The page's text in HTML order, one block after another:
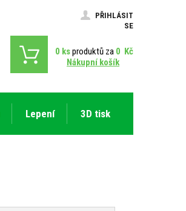
PŘIHLÁSIT
SE
0 ksproduktů za 0 Kč
Nákupní košík
Lepení 3D tisk